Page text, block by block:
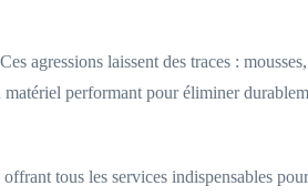
agressions laissent des traces :
performant pour éliminer
tous les services indispensables